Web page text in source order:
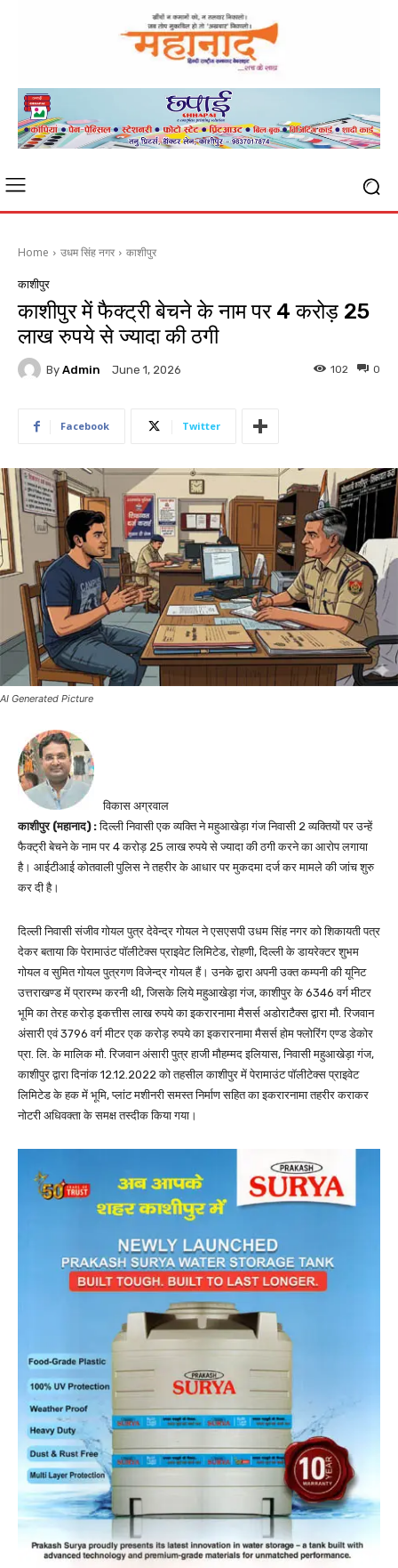
Home उधम सिंह नगर काशीपुर
काशीपुर
काशीपुर में फैक्ट्री बेचने के नाम पर 4 करोड़ 25
लाख रुपये से ज्यादा की ठगी
By Admin June 1, 2026 0
102
Facebook Twitter
AI Generated Picture
विकास अग्रवाल
काशीपुर (महानाद) :दिल्ली निवासी एक व्यक्ति ने महुआखेड़ा गंज निवासी 2 व्यक्तियों पर उन्हें
फैक्ट्री बेचने के नाम पर 4 करोड़ 25 लाख रुपये से ज्यादा की ठगी करने का आरोप लगाया
है। आईटीआई कोतवाली पुलिस ने तहरीर के आधार पर मुकदमा दर्ज कर मामले की जांच शुरु
कर दी है।
दिल्ली निवासी संजीव गोयल पुत्र देवेन्द्र गोयल ने एसएसपी उधम सिंह नगर को शिकायती पत्र
देकर बताया कि पेरामाउंट पॉलीटेक्स प्राइवेट लिमिटेड, रोहणी, दिल्ली के डायरेक्टर शुभम
गोयल व सुमित गोयल पुत्रगण विजेन्द्र गोयल हैं। उनके द्वारा अपनी उक्त कम्पनी की यूनिट
उत्तराखण्ड में प्रारम्भ करनी थी, जिसके लिये महुआखेड़ा गंज, काशीपुर के 6346 वर्ग मीटर
भूमि का तेरह करोड़ इकत्तीस लाख रुपये का इकरारनामा मैसर्स अडोराटैक्स द्वारा मौ. रिजवान
अंसारी एवं 3796 वर्ग मीटर एक करोड़ रुपये का इकरारनामा मैसर्स होम फ्लोरिंग एण्ड डेकोर
प्रा. लि. के मालिक मौ. रिजवान अंसारी पुत्र हाजी मौहम्मद इलियास, निवासी महुआखेड़ा गंज,
काशीपुर द्वारा दिनांक 12.12.2022 को तहसील काशीपुर में पेरामाउंट पॉलीटेक्स प्राइवेट
लिमिटेड के हक में भूमि, प्लांट मशीनरी समस्त निर्माण सहित का इकरारनामा तहरीर कराकर
नोटरी अधिवक्ता के समक्ष तस्दीक किया गया।